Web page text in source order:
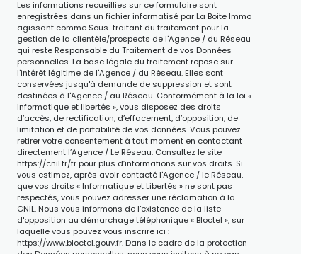
Les informations recueillies sur ce formulaire sont
enregistrées dans un fichier informatisé par La Boite Immo
agissant comme Sous-traitant du traitement pour la
gestion de la clientèle/prospects de l'Agence / du Réseau
qui reste Responsable du Traitement de vos Données
personnelles. La base légale du traitement repose sur
l'intérêt légitime de l'Agence / du Réseau. Elles sont
conservées jusqu'à demande de suppression et sont
destinées à l'Agence / au Réseau. Conformément à la loi «
informatique et libertés », vous disposez des droits
d’accès, de rectification, d’effacement, d’opposition, de
limitation et de portabilité de vos données. Vous pouvez
retirer votre consentement à tout moment en contactant
directement l’Agence / Le Réseau. Consultez le site
https://cnil.fr/frpour plus d’informations sur vos droits. Si
vous estimez, après avoir contacté l'Agence / le Réseau,
que vos droits « Informatique et Libertés » ne sont pas
respectés, vous pouvez adresser une réclamation à la
CNIL. Nous vous informons de l’existence de la liste
d'opposition au démarchage téléphonique « Bloctel », sur
laquelle vous pouvez vous inscrire ici :
https://www.bloctel.gouv.fr. Dans le cadre de la protection